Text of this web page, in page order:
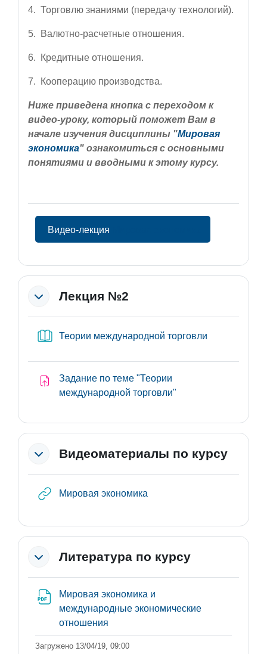
4. Торговлю знаниями (передачу технологий).
5. Валютно-расчетные отношения.
6. Кредитные отношения.
7. Кооперацию производства.
Ниже приведена кнопка с переходом к
видео-уроку, который поможет Вам в
начале изучения дисциплины "Мировая
экономика" ознакомиться с основными
понятиями и вводными к этому курсу.
Видео-лекция
Лекция №2
Теории международной торговли
Задание по теме "Теории
международной торговли"
Видеоматериалы по курсу
Мировая экономика
Литература по курсу
Мировая экономика и
международные экономические
отношения
Загружено 13/04/19, 09:00